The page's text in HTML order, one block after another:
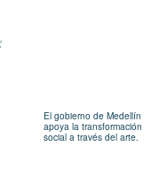
El gobierno de Medellín
apoya la transformación
social a través del arte.